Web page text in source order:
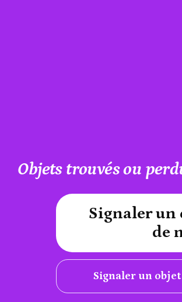
Objets trouvés ou
Signaler un
de
Signaler un